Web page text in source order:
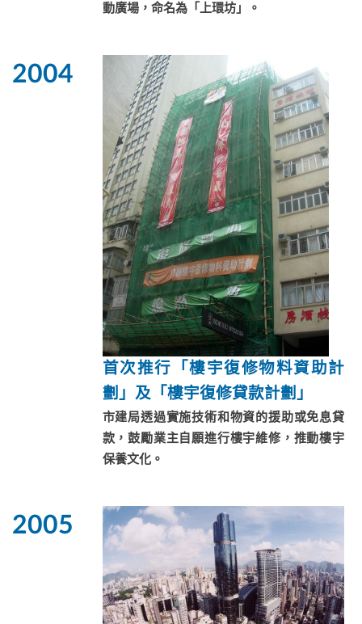
動廣場，命名為「上環坊」。
首次推行「樓宇復修物料資助計
劃」及「樓宇復修貸款計劃」
市建局透過實施技術和物資的援助或免息貸
款，鼓勵業主自願進行樓宇維修，推動樓宇
保養文化。
2004
2005